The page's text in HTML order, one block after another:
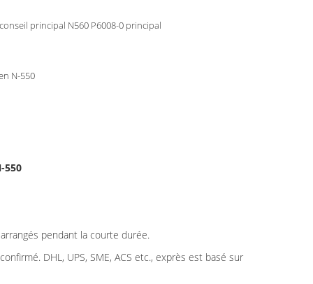
principal N560 P6008-0 principal
N-550
550
pendant la courte durée.
DHL, UPS, SME, ACS etc., exprès est basé sur